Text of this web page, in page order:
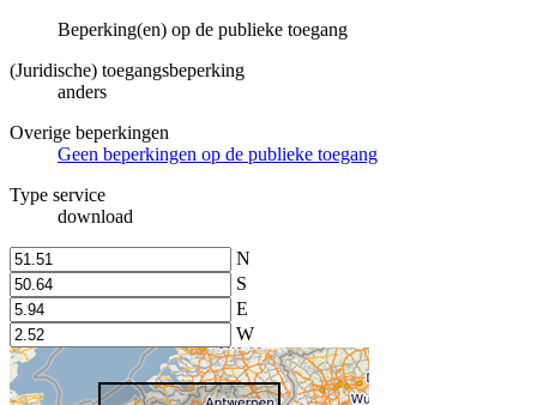
Beperking(en) op de publieke toegang
(Juridische) toegangsbeperking
anders
Overige beperkingen
Geen beperkingen op de publieke toegang
Type service
download
N
S
E
W